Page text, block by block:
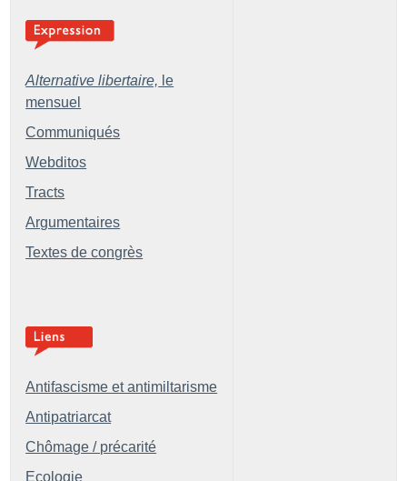
Alternative libertaire, le
mensuel
Communiqués
Webditos
Tracts
Argumentaires
Textes de congrès
Antifascisme et antimiltarisme
Antipatriarcat
Chômage / précarité
Ecologie